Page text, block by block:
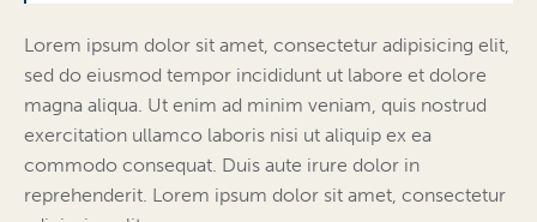
Lorem ipsum dolor sit amet, consectetur adipisicing elit,
sed do eiusmod tempor incididunt ut labore et dolore
magna aliqua. Ut enim ad minim veniam, quis nostrud
exercitation ullamco laboris nisi ut aliquip ex ea
commodo consequat. Duis aute irure dolor in
reprehenderit. Lorem ipsum dolor sit amet, consectetur